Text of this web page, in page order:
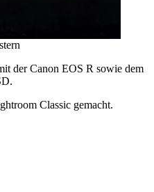
der Canon EOS R sowie dem
Classic gemacht.